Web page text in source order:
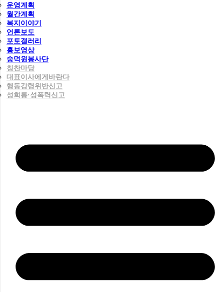
운영계획
월간계획
복지이야기
언론보도
포토갤러리
홍보영상
숭덕원봉사단
칭찬마당
대표이사에게바란다
행동강령위반신고
성희롱·성폭력신고